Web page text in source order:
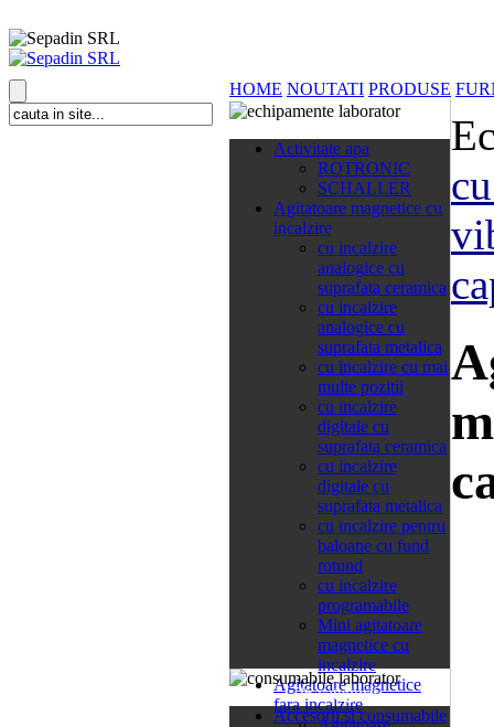
HOME NOUTATI PRODUSE
Activitate apa
ROTRONIC
SCHALLER
Agitatoare magnetice cu
incalzire
cu incalzire
analogice cu
suprafata ceramica
cu incalzire
analogice cu
suprafata metalica
cu incalzire cu mai
multe pozitii
cu incalzire
digitale cu
suprafata ceramica
cu incalzire
digitale cu
suprafata metalica
cu incalzire pentru
baloane cu fund
rotund
cu incalzire
programabile
Mini agitatoare
magnetice cu
incalzire
Agitatoare magnetice
fara incalzire
26 categorii
Accesorii si consumabile